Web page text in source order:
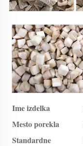
Ime izdelka
Mesto porekla
Standardne